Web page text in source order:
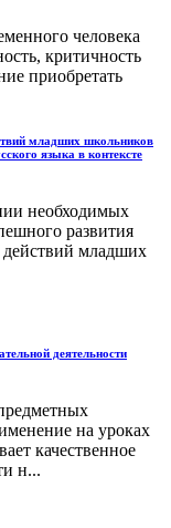
человека
критичность
приобретать
младших школьников
языка в контексте
необходимых
развития
действий младших
деятельности
на уроках
качественное
н...